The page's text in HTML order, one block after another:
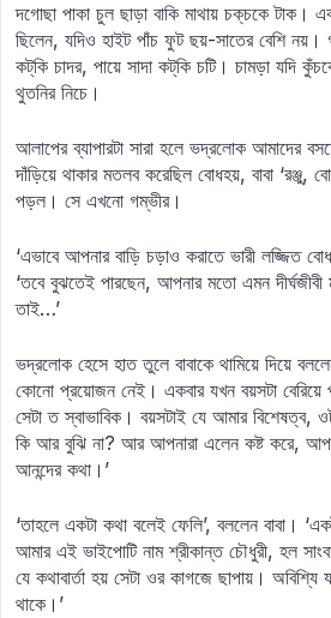
দগোছা পাকা চুল ছাড়া বাকি মাথায় চক্‌চকে টাক।
ছিলেন, যদিও হাইট পাঁচ ফুট ছয়-সাতের বেশি নয়।
কট্‌কি চাদর, পায়ে সাদা কট্‌কি চটি। চামড়া যদি
থুতনির নিচে।
আলাপের ব্যাপারটা সারা হলে ভদ্রলোক আমাদের
দাঁড়িয়ে থাকার মতলব করেছিল বোধহয়, বাবা ‘রঞ্জু,
পড়ল। সে এখনো গম্ভীর।
‘এভাবে আপনার বাড়ি চড়াও করাতে ভারী লজ্জিত
‘তবে বুঝতেই পারছেন, আপনার মতো এমন
তাই…’
ভদ্রলোক হেসে হাত তুলে বাবাকে থামিয়ে দিয়ে
কোনো প্রয়োজন নেই। একবার যখন বয়সটা
সেটা ত স্বাভাবিক। বয়সটাই যে আমার বিশেষত্ব,
কি আর বুঝি না? আর আপনারা এলেন কষ্ট করে,
আনন্দের কথা।’
‘তাহলে একটা কথা বলেই ফেলি’, বললেন বাবা।
আমার এই ভাইপোটি নাম শ্রীকান্ত চৌধুরী, হল
যে কথাবার্তা হয় সেটা ওর কাগজে ছাপায়।
থাকে।’